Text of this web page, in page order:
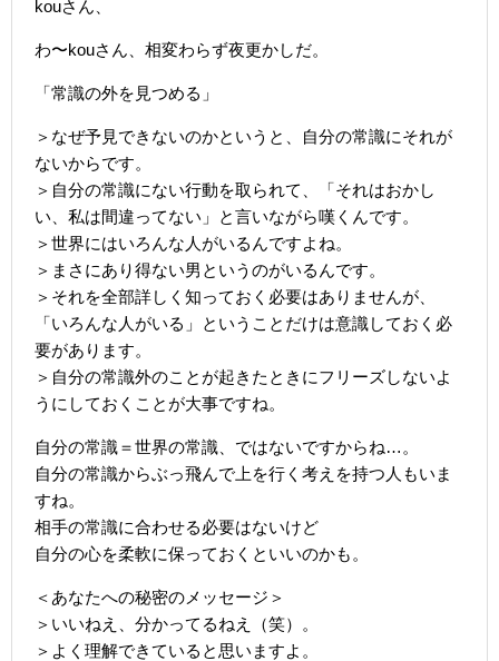
kouさん、
わ〜kouさん、相変わらず夜更かしだ。
「常識の外を見つめる」
＞なぜ予見できないのかというと、自分の常識にそれが
ないからです。
＞自分の常識にない行動を取られて、「それはおかし
い、私は間違ってない」と言いながら嘆くんです。
＞世界にはいろんな人がいるんですよね。
＞まさにあり得ない男というのがいるんです。
＞それを全部詳しく知っておく必要はありませんが、
「いろんな人がいる」ということだけは意識しておく必
要があります。
＞自分の常識外のことが起きたときにフリーズしないよ
うにしておくことが大事ですね。
自分の常識＝世界の常識、ではないですからね…。
自分の常識からぶっ飛んで上を行く考えを持つ人もいま
すね。
相手の常識に合わせる必要はないけど
自分の心を柔軟に保っておくといいのかも。
＜あなたへの秘密のメッセージ＞
＞いいねえ、分かってるねえ（笑）。
＞よく理解できていると思いますよ。